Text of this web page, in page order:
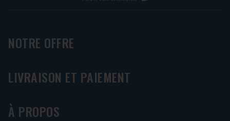
NOTRE OFFRE
LIVRAISON ET PAIEMENT
À PROPOS